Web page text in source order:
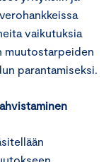
vaikutuksia
muutostarpeiden
parantamiseksi.